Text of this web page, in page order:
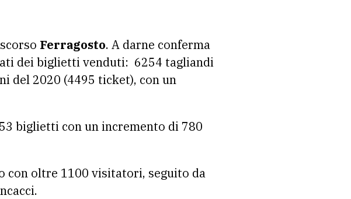
Ferragosto. A darne conferma
dei biglietti venduti: 6254 tagliandi
del 2020 (4495 ticket), con un
biglietti con un incremento di 780
con oltre 1100 visitatori, seguito da